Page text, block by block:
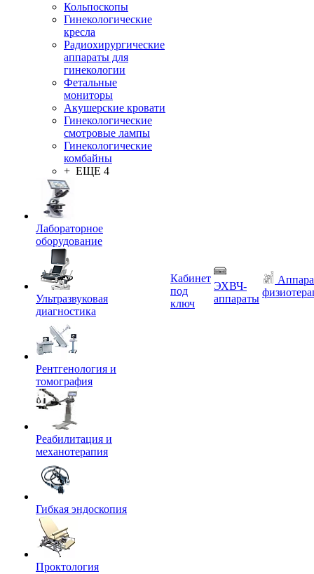
Кольпоскопы
Гинекологические
кресла
Радиохирургические
аппараты для
гинекологии
Фетальные
мониторы
Акушерские кровати
Гинекологические
смотровые лампы
Гинекологические
комбайны
+ ЕЩЕ 4
Лабораторное
оборудование
Ультразвуковая
диагностика
Рентгенология и
томография
Реабилитация и
механотерапия
Гибкая эндоскопия
Проктология
Кабинет
под
ключ
ЭХВЧ-
аппараты